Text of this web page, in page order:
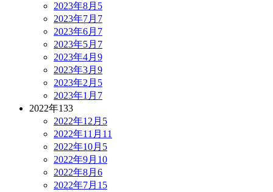
2023年8月 5
2023年7月 7
2023年6月 7
2023年5月 7
2023年4月 9
2023年3月 9
2023年2月 5
2023年1月 7
2022年133
2022年12月 5
2022年11月 11
2022年10月 5
2022年9月 10
2022年8月 6
2022年7月 15